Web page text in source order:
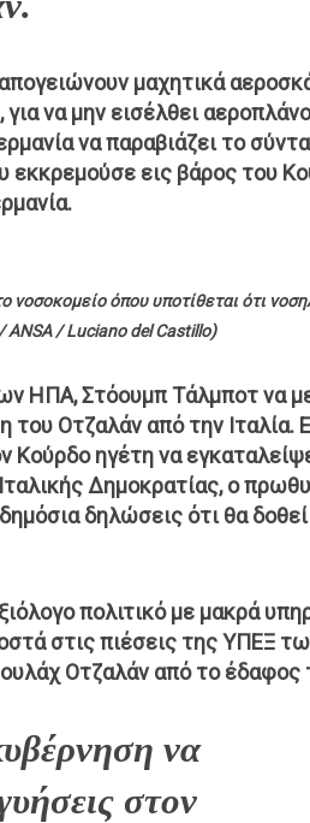
μαχητικά
να μην εισέλθει
να παραβιάζει το
εις βάρος του
όπου υποτίθεται ότι
ANSA / Luciano del Castillo)
ΗΠΑ, Στόουμπ Τάλμποτ να
Οτζαλάν από την Ιταλία.
Κούρδο ηγέτη να
Δημοκρατίας, ο
δηλώσεις ότι θα
πολιτικό με μακρά
στις πιέσεις της ΥΠΕΞ
Οτζαλάν από το
να
στον